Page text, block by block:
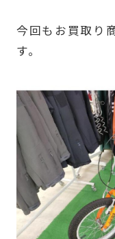
今回もお買取り
す。